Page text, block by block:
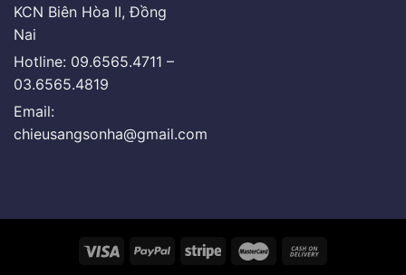
KCN Biên Hòa II, Đồng
Nai
Hotline: 09.6565.4711 –
03.6565.4819
Email:
chieusangsonha@gmail.com